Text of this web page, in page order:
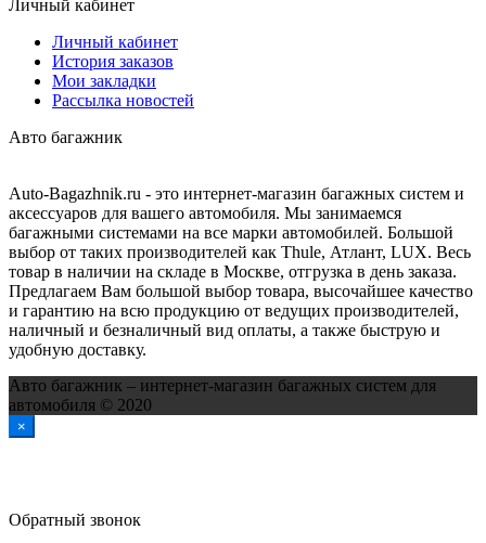
Личный кабинет
Личный кабинет
История заказов
Мои закладки
Рассылка новостей
Авто багажник
Auto-Bagazhnik.ru - это интернет-магазин багажных систем и
аксессуаров для вашего автомобиля. Мы занимаемся
багажными системами на все марки автомобилей. Большой
выбор от таких производителей как Thule, Атлант, LUX. Весь
товар в наличии на складе в Москве, отгрузка в день заказа.
Предлагаем Вам большой выбор товара, высочайшее качество
и гарантию на всю продукцию от ведущих производителей,
наличный и безналичный вид оплаты, а также быструю и
удобную доставку.
Авто багажник – интернет-магазин багажных систем для
автомобиля © 2020
×
Обратный звонок